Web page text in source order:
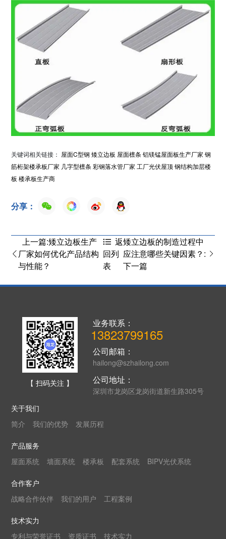
关键词相关链接： 屋面C型钢 矮立边板 屋面檩条 铝镁锰屋面板生产厂家 钢
筋桁架楼承板厂家 几字型檩条 彩钢落水管厂家 工厂光伏屋顶 钢结构加层楼
板 楼承板生产商
分享：
上一篇:矮立边板生产
厂家如何优化产品结构
与性能？
返
回列
表
矮立边板的制造过程中
应注意哪些关键因素？:
下一篇
【 扫码关注 】
业务联系：
13823799165
公司邮箱：
hailong@szhailong.com
公司地址：
深圳市龙岗区龙岗街道新生路305号
关于我们
简介
我们的优势 发展历程
产品服务
屋面系统
墙面系统 楼承板 配套系统 BIPV光伏系统
合作客户
战略合作伙伴
我们的用户 工程案例
技术实力
专利与荣誉证书
资质证书 技术实力